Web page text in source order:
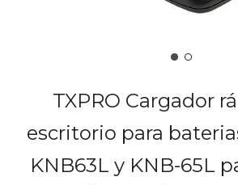
TXPRO Cargador
escritorio para
KNB63L y KNB-65L